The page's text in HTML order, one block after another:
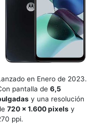
en Enero de 2023.
pantalla de 6,5
y una resolución
720 x 1.600 pixels y
ppi.